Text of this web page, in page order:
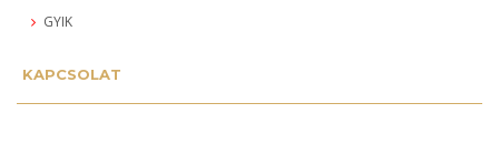
GYIK
KAPCSOLAT